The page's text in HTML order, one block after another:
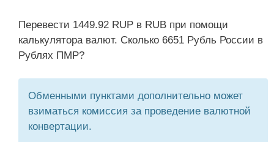
Перевести 1449.92 RUP в RUB при помощи
калькулятора валют. Сколько 6651 Рубль России в
Рублях ПМР?
Обменными пунктами дополнительно может
взиматься комиссия за проведение валютной
конвертации.